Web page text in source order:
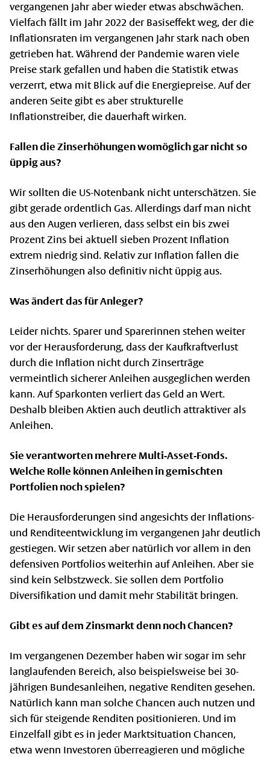
vergangenen Jahr aber wieder etwas abschwächen.
Vielfach fällt im Jahr 2022 der Basiseffekt weg, der die
Inflationsraten im vergangenen Jahr stark nach oben
getrieben hat. Während der Pandemie waren viele
Preise stark gefallen und haben die Statistik etwas
verzerrt, etwa mit Blick auf die Energiepreise. Auf der
anderen Seite gibt es aber strukturelle
Inflationstreiber, die dauerhaft wirken.
Fallen die Zinserhöhungen womöglich gar nicht so
üppig aus?
Wir sollten die US-Notenbank nicht unterschätzen. Sie
gibt gerade ordentlich Gas. Allerdings darf man nicht
aus den Augen verlieren, dass selbst ein bis zwei
Prozent Zins bei aktuell sieben Prozent Inflation
extrem niedrig sind. Relativ zur Inflation fallen die
Zinserhöhungen also definitiv nicht üppig aus.
Was ändert das für Anleger?
Leider nichts. Sparer und Sparerinnen stehen weiter
vor der Herausforderung, dass der Kaufkraftverlust
durch die Inflation nicht durch Zinserträge
vermeintlich sicherer Anleihen ausgeglichen werden
kann. Auf Sparkonten verliert das Geld an Wert.
Deshalb bleiben Aktien auch deutlich attraktiver als
Anleihen.
Sie verantworten mehrere Multi-Asset-Fonds.
Welche Rolle können Anleihen in gemischten
Portfolien noch spielen?
Die Herausforderungen sind angesichts der Inflations-
und Renditeentwicklung im vergangenen Jahr deutlich
gestiegen. Wir setzen aber natürlich vor allem in den
defensiven Portfolios weiterhin auf Anleihen. Aber sie
sind kein Selbstzweck. Sie sollen dem Portfolio
Diversifikation und damit mehr Stabilität bringen.
Gibt es auf dem Zinsmarkt denn noch Chancen?
Im vergangenen Dezember haben wir sogar im sehr
langlaufenden Bereich, also beispielsweise bei 30-
jährigen Bundesanleihen, negative Renditen gesehen.
Natürlich kann man solche Chancen auch nutzen und
sich für steigende Renditen positionieren. Und im
Einzelfall gibt es in jeder Marktsituation Chancen,
etwa wenn Investoren überreagieren und mögliche